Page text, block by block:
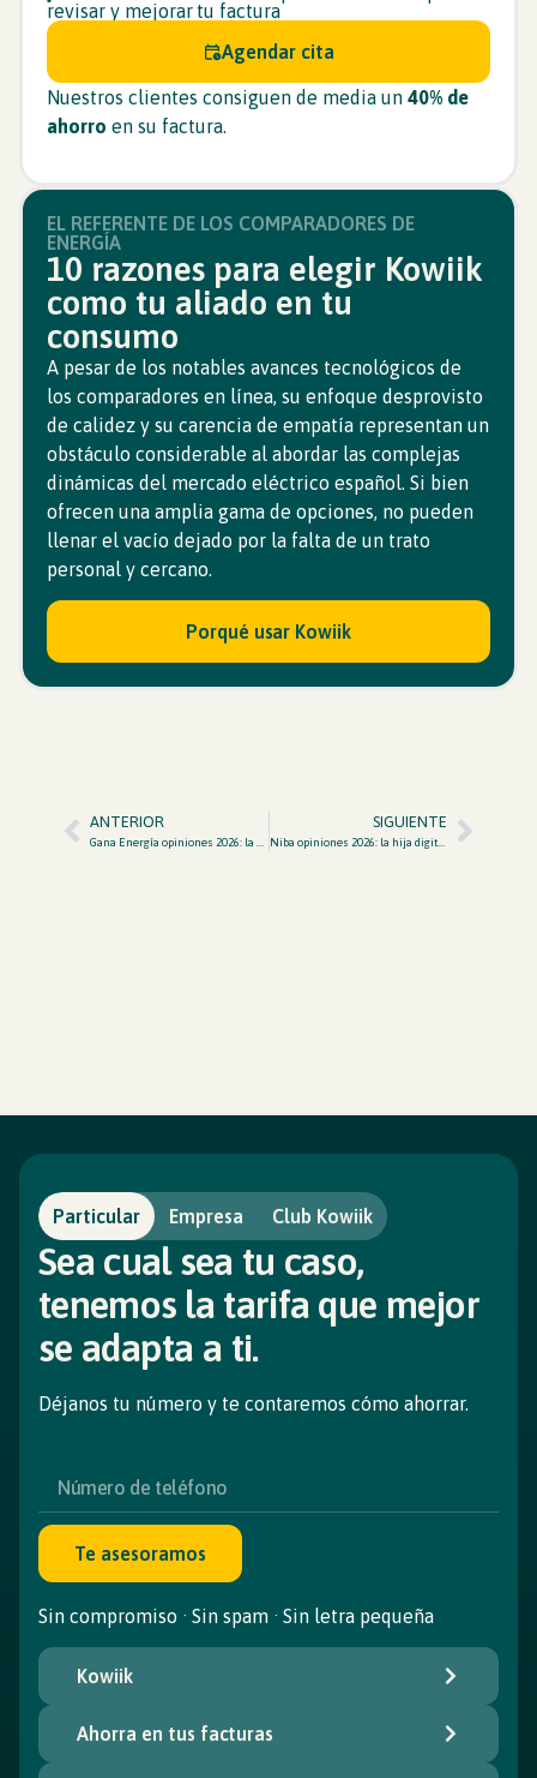
revisar y mejorar tu factura
Agendar cita
Nuestros clientes consiguen de media un 40% de
ahorro en su factura.
EL REFERENTE DE LOS COMPARADORES DE
ENERGÍA
10 razones para elegir Kowiik
como tu aliado en tu
consumo
A pesar de los notables avances tecnológicos de
los comparadores en línea, su enfoque desprovisto
de calidez y su carencia de empatía representan un
obstáculo considerable al abordar las complejas
dinámicas del mercado eléctrico español. Si bien
ofrecen una amplia gama de opciones, no pueden
llenar el vacío dejado por la falta de un trato
personal y cercano.
Porqué usar Kowiik
ANTERIOR
Gana Energía opiniones 2026: la valenciana que planta cara a las grandes
SIGUIENTE
Niba opiniones 2026: la hija digital de Iberdrola que quiere cambiar las reglas
Particular Empresa Club Kowiik
Sea cual sea tu caso,
tenemos la tarifa que mejor
se adapta a ti.
Déjanos tu número y te contaremos cómo ahorrar.
Te asesoramos
Sin compromiso · Sin spam · Sin letra pequeña
Kowiik
Ahorra en tus facturas